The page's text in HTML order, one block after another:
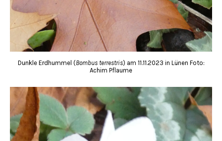
Dunkle Erdhummel (Bombus terrestris) am 11.11.2023 in Lünen Foto:
Achim Pflaume